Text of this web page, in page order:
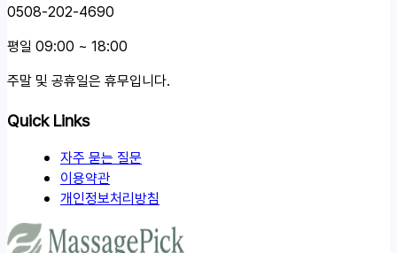
0508-202-4690
평일 09:00 ~ 18:00
주말 및 공휴일은 휴무입니다.
Quick Links
자주 묻는 질문
이용약관
개인정보처리방침